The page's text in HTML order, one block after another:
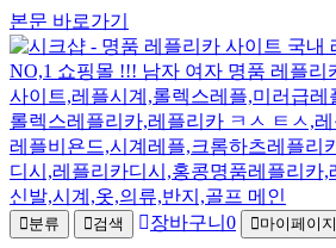
본문 바로가기
분류 검색 장바구니 0 마이페이지